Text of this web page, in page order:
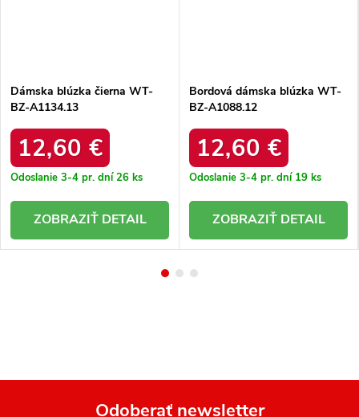
Dámska blúzka čierna WT-
BZ-A1134.13
12,60 €
Odoslanie 3-4 pr. dní26 ks
DETAIL
Bordová dámska blúzka WT-
BZ-A1088.12
12,60 €
Odoslanie 3-4 pr. dní 19 ks
DETAIL
Odoberať newsletter